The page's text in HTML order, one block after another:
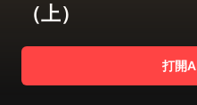
（上）
打開